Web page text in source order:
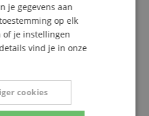
RGBW Zoom 20W
LED
je gegevens aan
op elk
of je instellingen
vind je in onze
cookies